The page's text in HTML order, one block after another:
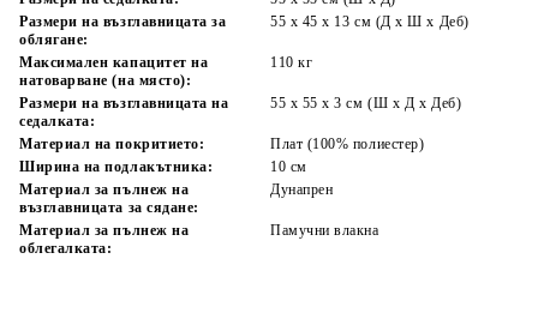
Размери на възглавницата за
облягане:
55 x 45 x 13 см (Д х Ш x Деб)
Максимален капацитет на
натоварване (на място):
110 кг
Размери на възглавницата на
седалката:
55 x 55 x 3 см (Ш x Д x Деб)
Материал на покритието:
Плат (100% полиестер)
Ширина на подлакътника:
10 см
Материал за пълнеж на
възглавницата за сядане:
Дунапрен
Материал за пълнеж на
облегалката:
Памучни влакна